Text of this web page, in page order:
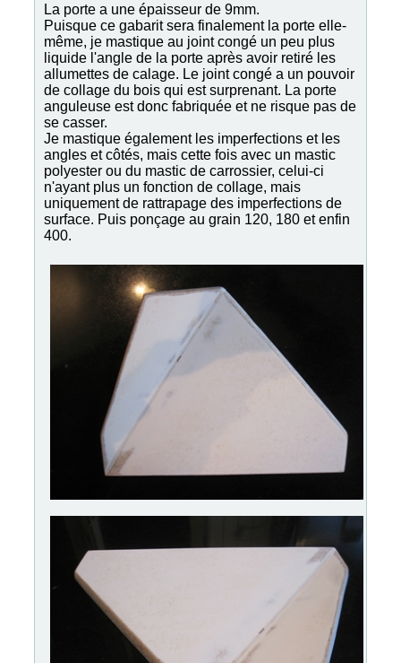
La porte a une épaisseur de 9mm.
Puisque ce gabarit sera finalement la porte elle-
même, je mastique au joint congé un peu plus
liquide l'angle de la porte après avoir retiré les
allumettes de calage. Le joint congé a un pouvoir
de collage du bois qui est surprenant. La porte
anguleuse est donc fabriquée et ne risque pas de
se casser.
Je mastique également les imperfections et les
angles et côtés, mais cette fois avec un mastic
polyester ou du mastic de carrossier, celui-ci
n'ayant plus un fonction de collage, mais
uniquement de rattrapage des imperfections de
surface. Puis ponçage au grain 120, 180 et enfin
400.